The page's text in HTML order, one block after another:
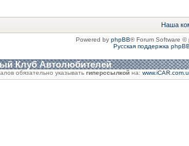
Наша
Powered by phpBB® Forum Software ©
Русская поддержка phpBB
Клуб Автолюбителей
обязательно указывать гиперссылкой на: